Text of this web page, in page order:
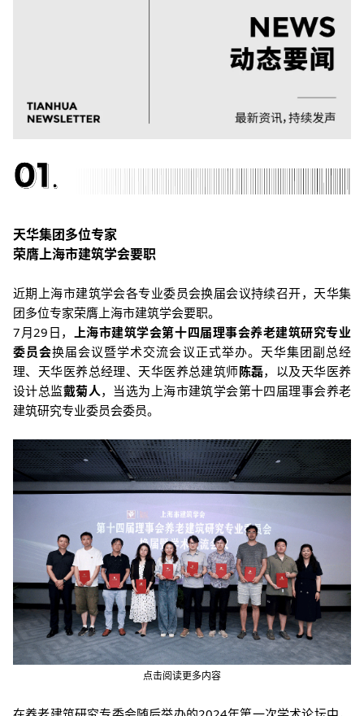
天华集团多位专家
荣膺上海市建筑学会要职
近期上海市建筑学会各专业委员会换届会议持续召开，天华集
团多位专家荣膺上海市建筑学会要职。
7月29日，
上海市建筑学会第十四届理事会养老建筑研究专业
委员会换届会议暨学术交流会议正式举办。天华集团副总经
理、天华医养总经理、天华医养总建筑师陈磊，以及天华医养
设计总监戴菊人，当选为上海市建筑学会第十四届理事会养老
建筑研究专业委员会委员。
点击阅读更多内容